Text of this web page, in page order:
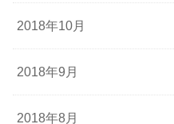
2018年10月
2018年9月
2018年8月